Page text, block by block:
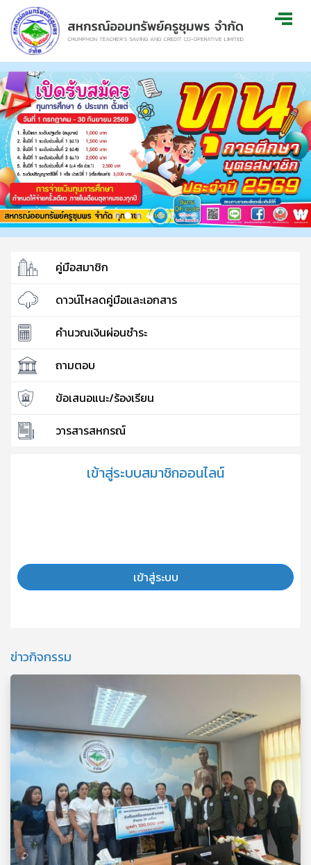
คู่มือสมาชิก
ดาวน์โหลดคู่มือและเอกสาร
คำนวณเงินผ่อนชำระ
ถามตอบ
ข้อเสนอแนะ/ร้องเรียน
วารสารสหกรณ์
เข้าสู่ระบบสมาชิกออนไลน์
เข้าสู่ระบบ
ข่าวกิจกรรม